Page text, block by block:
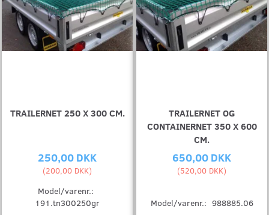
TRAILERNET 250 X 300 CM.
250,00 DKK
(200,00 DKK)
Model/varenr.:
191.tn300250gr
TRAILERNET OG
CONTAINERNET 350 X 600
CM.
650,00 DKK
(520,00 DKK)
Model/varenr.: 988885.06